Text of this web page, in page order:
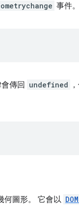
事件
傳回 undefined
何圖形。 它會以